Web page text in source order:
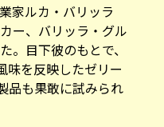
家ルカ・バリッラ
ー、バリッラ・グル
。目下彼のもとで、
味を反映したゼリー
品も果敢に試みられ